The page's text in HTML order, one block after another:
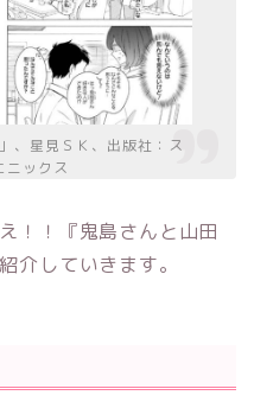
、星見ＳＫ、出版社：ス
ニックス
！！『鬼島さんと山田
介していきます。